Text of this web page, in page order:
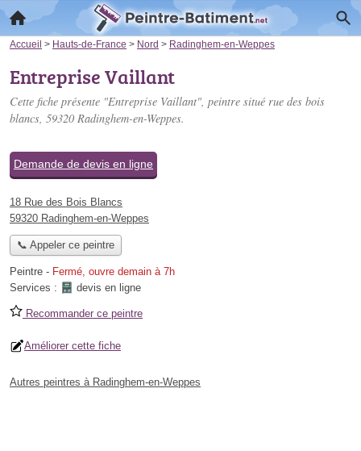
Accueil > Hauts-de-France > Nord > Radinghem-en-Weppes
Entreprise Vaillant
Cette fiche présente "Entreprise Vaillant", peintre situé rue des bois
blancs, 59320 Radinghem-en-Weppes.
Demande de devis en ligne
18 Rue des Bois Blancs
59320 Radinghem-en-Weppes
📞 Appeler ce peintre
Peintre - Fermé, ouvre demain à 7h
Services :
devis en ligne
Recommander ce peintre
Améliorer cette fiche
Autres peintres à Radinghem-en-Weppes